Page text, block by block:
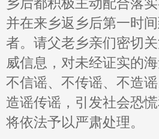
并在来乡返乡后第一时
者。请父老乡亲们密切
威信息，对未经证实的
不信谣、不传谣、不造
造谣传谣，引发社会恐
将依法予以严肃处理。